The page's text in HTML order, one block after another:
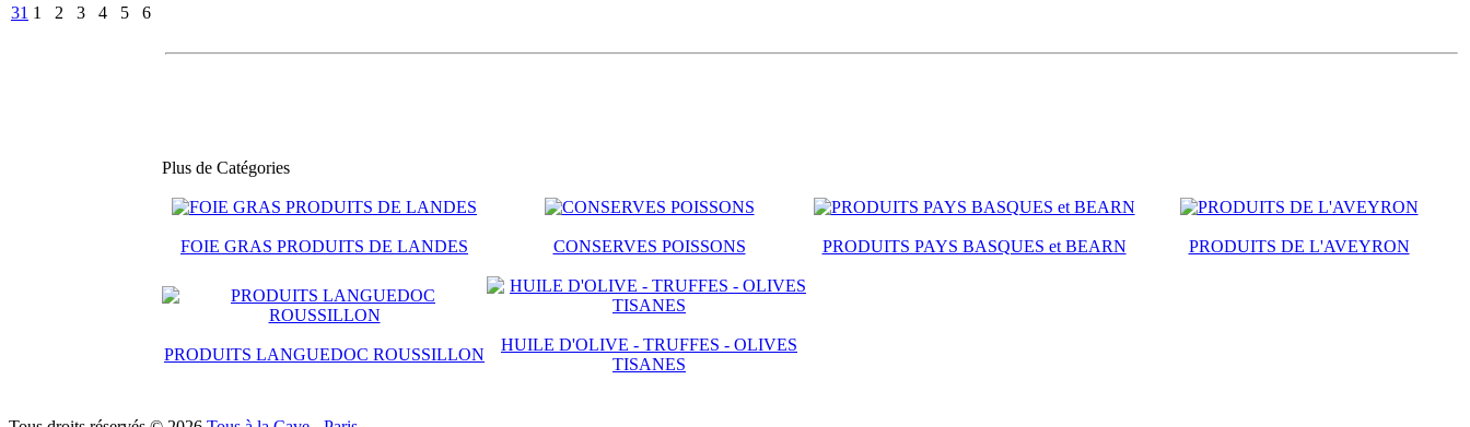
31 1 2 3 4 5 6
Plus de Catégories
FOIE GRAS PRODUITS DE LANDES CONSERVES POISSONS PRODUITS PAYS BASQUES et BEARN PRODUITS DE L'AVEYRON
PRODUITS LANGUEDOC ROUSSILLON
HUILE D'OLIVE - TRUFFES - OLIVES
TISANES